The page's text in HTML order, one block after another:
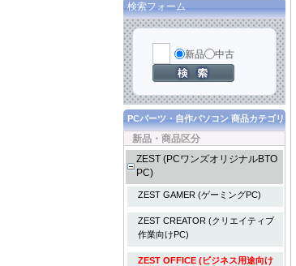
検索フォーム
新品 中古
PCパーツ・自作パソコン 商品カテゴリ
新品・商品区分
ZEST (PCワンズオリジナルBTO
PC)
ZEST GAMER (ゲーミングPC)
ZEST CREATOR (クリエイティブ
作業向けPC)
ZEST OFFICE (ビジネス用途向け